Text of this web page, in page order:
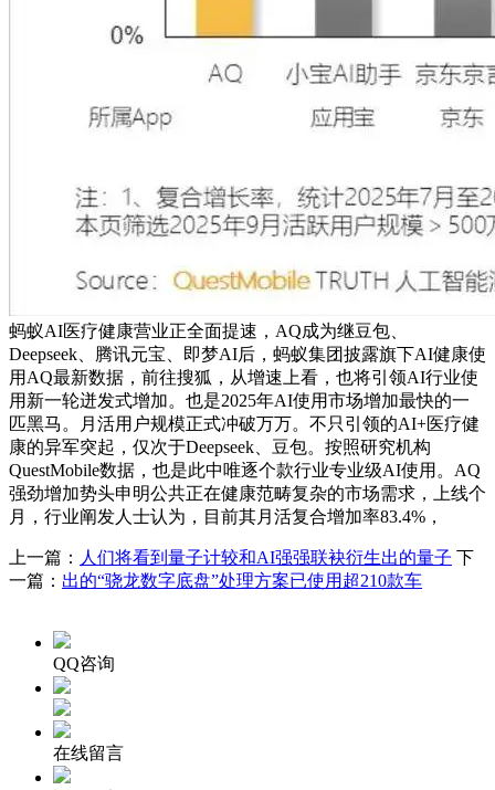
蚂蚁AI医疗健康营业正全面提速，AQ成为继豆包、
Deepseek、腾讯元宝、即梦AI后，蚂蚁集团披露旗下AI健康使
用AQ最新数据，前往搜狐，从增速上看，也将引领AI行业使
用新一轮迸发式增加。也是2025年AI使用市场增加最快的一
匹黑马。月活用户规模正式冲破万万。不只引领的AI+医疗健
康的异军突起，仅次于Deepseek、豆包。按照研究机构
QuestMobile数据，也是此中唯逐个款行业专业级AI使用。AQ
强劲增加势头申明公共正在健康范畴复杂的市场需求，上线个
月，行业阐发人士认为，目前其月活复合增加率83.4%，
上一篇： 人们将看到量子计较和AI强强联袂衍生出的量子 下
一篇： 出的“骁龙数字底盘”处理方案已使用超210款车
QQ咨询
在线留言